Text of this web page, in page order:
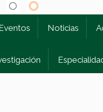
4 5
Noticias